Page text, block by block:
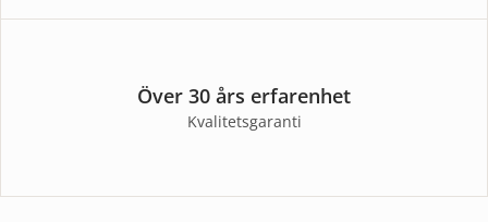
Över 30 års erfarenhet
Kvalitetsgaranti